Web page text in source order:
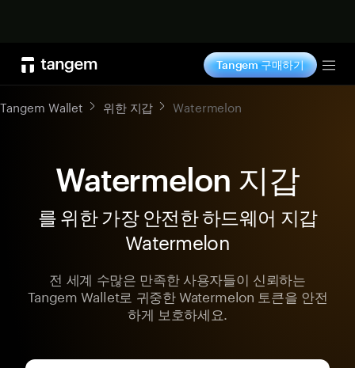
Tangem 구매하기
Tangem Wallet 위한 지갑 Watermelon
Watermelon 지갑
를 위한 가장 안전한 하드웨어 지갑
Watermelon
전 세계 수많은 만족한 사용자들이 신뢰하는
Tangem Wallet로 귀중한 Watermelon 토큰을 안전
하게 보호하세요.